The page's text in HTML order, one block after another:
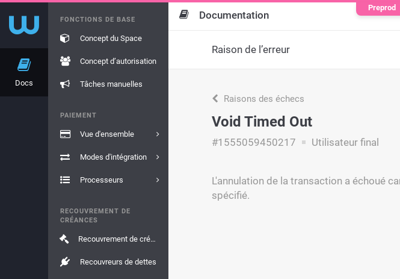
Docs
FONCTIONS DE BASE
Concept du Space
Concept d’autorisation
Tâches manuelles
PAIEMENT
Vue d'ensemble
Modes d'intégration
Processeurs
RECOUVREMENT DE
CRÉANCES
Recouvrement de créances
Recouvreurs de dettes
Documentation
Raison de l’erreur
Raisons des échecs
Void Timed Out
#1555059450217 Utilisateur final
L'annulation de la transaction a échoué
spécifié.
Preprod